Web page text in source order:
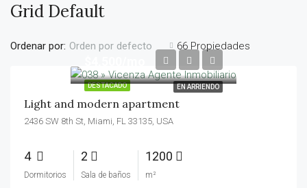
Grid Default
66 Propiedades
Ordenar por: Orden por defecto
DESTACADO EN ARRIENDO
Light and modern apartment
2436 SW 8th St, Miami, FL 33135, USA
4
Dormitorios
2
Sala de baños
1200
m²